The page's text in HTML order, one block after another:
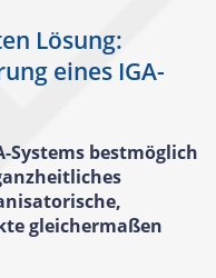
Lösung:
eines IGA-
Systems bestmöglich
gleichermaßen